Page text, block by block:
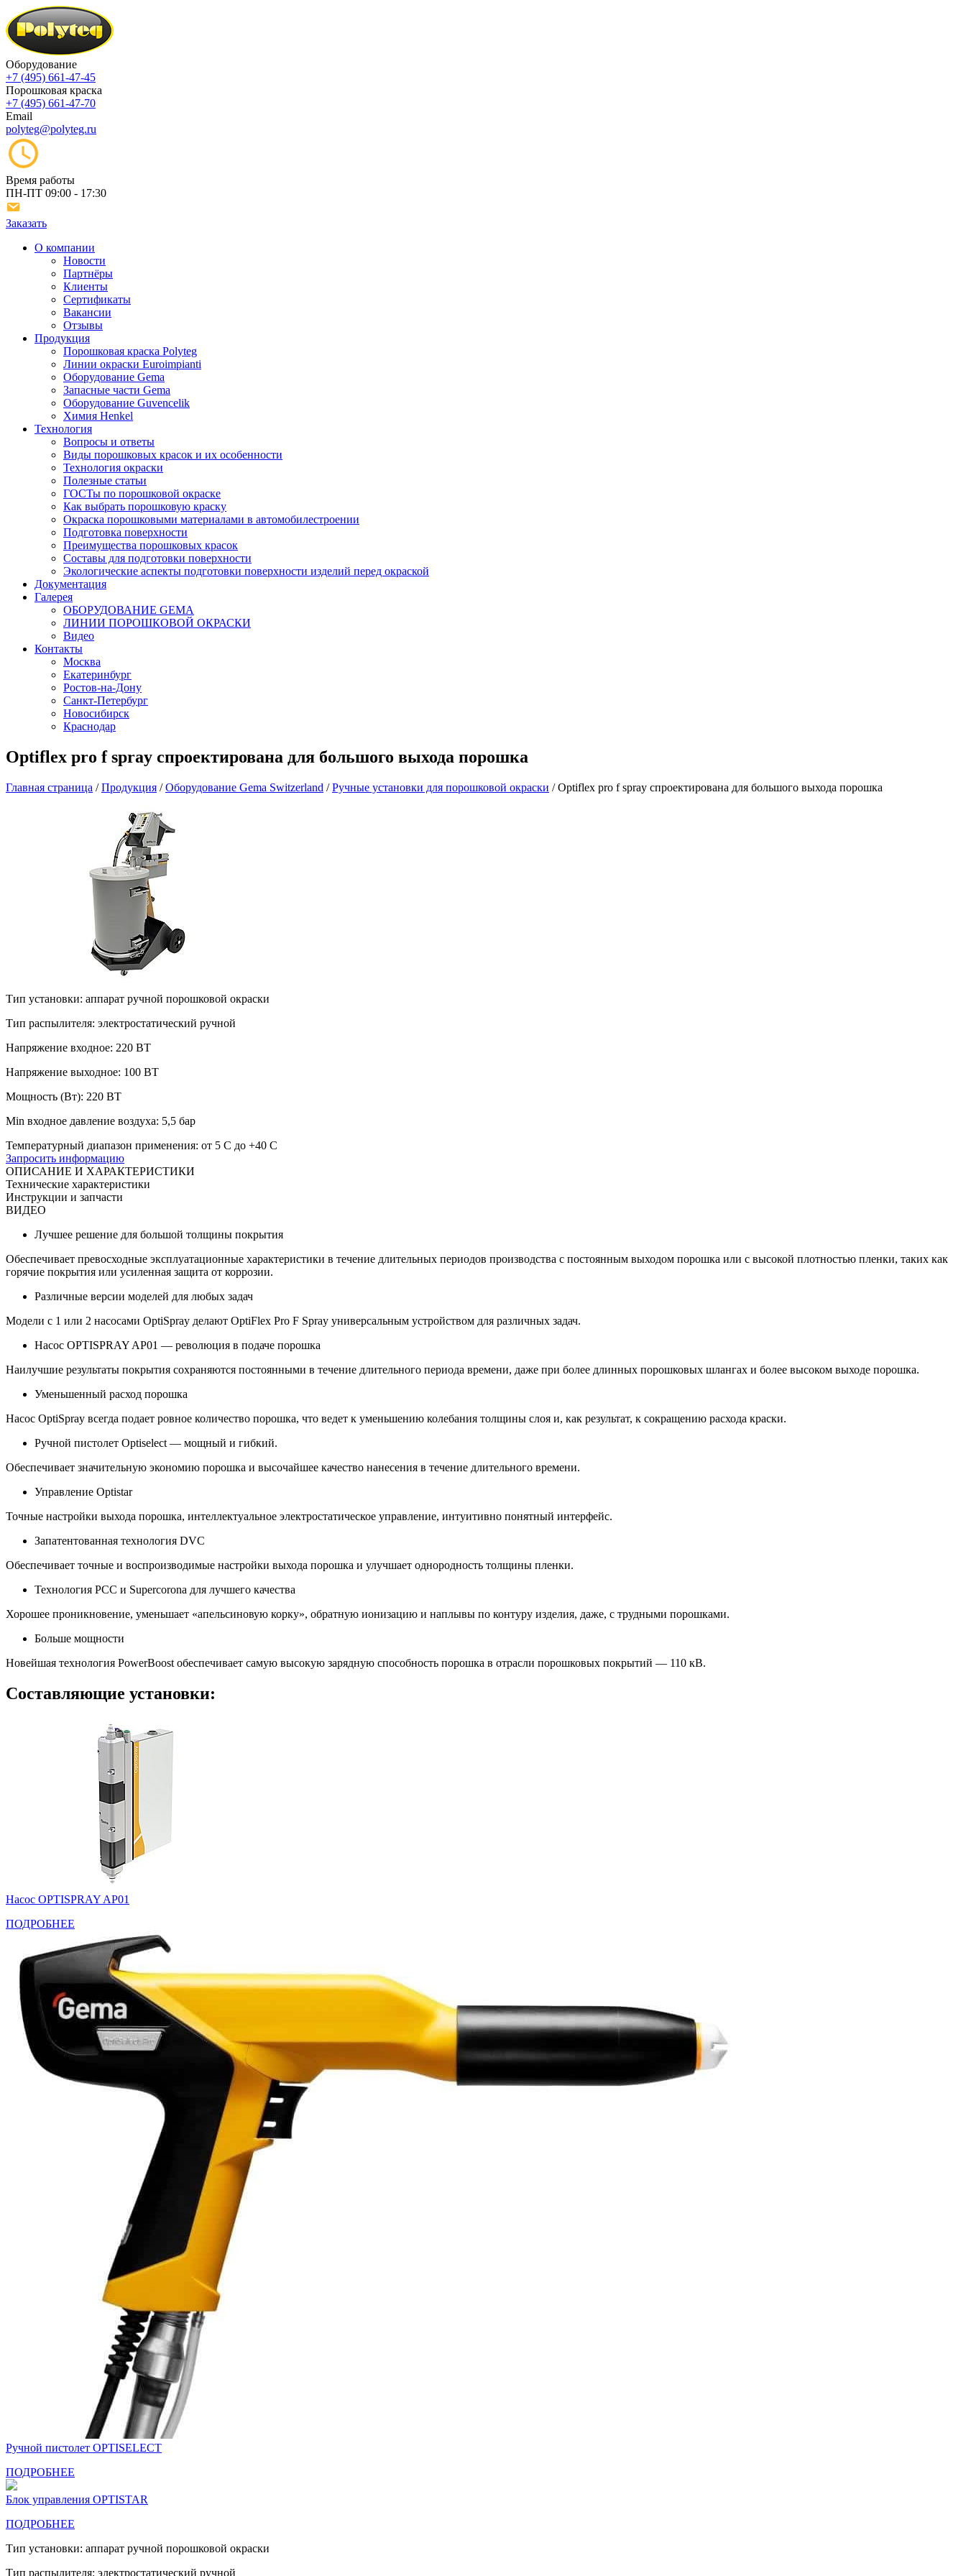
Оборудование
+7 (495) 661-47-45
Порошковая краска
+7 (495) 661-47-70
Email
polyteg@polyteg.ru
Время работы
ПН-ПТ 09:00 - 17:30
Заказать
О компании
Новости
Партнёры
Клиенты
Сертификаты
Вакансии
Отзывы
Продукция
Порошковая краска Polyteg
Линии окраски Euroimpianti
Оборудование Gema
Запасные части Gema
Оборудование Guvencelik
Химия Henkel
Технология
Вопросы и ответы
Виды порошковых красок и их особенности
Технология окраски
Полезные статьи
ГОСТы по порошковой окраске
Как выбрать порошковую краску
Окраска порошковыми материалами в автомобилестроении
Подготовка поверхности
Преимущества порошковых красок
Составы для подготовки поверхности
Экологические аспекты подготовки поверхности изделий перед окраской
Документация
Галерея
ОБОРУДОВАНИЕ GEMA
ЛИНИИ ПОРОШКОВОЙ ОКРАСКИ
Видео
Контакты
Москва
Екатеринбург
Ростов-на-Дону
Санкт-Петербург
Новосибирск
Краснодар
Optiflex pro f spray спроектирована для большого выхода порошка
Главная страница /Продукция /Оборудование Gema Switzerland /Ручные установки для порошковой окраски /Optiflex pro f spray спроектирована для большого выхода порошка
Тип установки: аппарат ручной порошковой окраски
Тип распылителя: электростатический ручной
Напряжение входное: 220 ВТ
Напряжение выходное: 100 ВТ
Мощность (Вт): 220 ВТ
Min входное давление воздуха: 5,5 бар
Температурный диапазон применения: от 5 С до +40 С
Запросить информацию
ОПИСАНИЕ И ХАРАКТЕРИСТИКИ
Технические характеристики
Инструкции и запчасти
ВИДЕО
Лучшее решение для большой толщины покрытия
Обеспечивает превосходные эксплуатационные характеристики в течение длительных периодов производства с постоянным выходом порошка или с высокой плотностью пленки, таких как
горячие покрытия или усиленная защита от коррозии.
Различные версии моделей для любых задач
Модели с 1 или 2 насосами OptiSpray делают OptiFlex Pro F Spray универсальным устройством для различных задач.
Насос OPTISPRAY AP01 — революция в подаче порошка
Наилучшие результаты покрытия сохраняются постоянными в течение длительного периода времени, даже при более длинных порошковых шлангах и более высоком выходе порошка.
Уменьшенный расход порошка
Насос OptiSpray всегда подает ровное количество порошка, что ведет к уменьшению колебания толщины слоя и, как результат, к сокращению расхода краски.
Ручной пистолет Optiselect — мощный и гибкий.
Обеспечивает значительную экономию порошка и высочайшее качество нанесения в течение длительного времени.
Управление Optistar
Точные настройки выхода порошка, интеллектуальное электростатическое управление, интуитивно понятный интерфейс.
Запатентованная технология DVC
Обеспечивает точные и воспроизводимые настройки выхода порошка и улучшает однородность толщины пленки.
Технология PCC и Supercorona для лучшего качества
Хорошее проникновение, уменьшает «апельсиновую корку», обратную ионизацию и наплывы по контуру изделия, даже, с трудными порошками.
Больше мощности
Новейшая технология PowerBoost обеспечивает самую высокую зарядную способность порошка в отрасли порошковых покрытий — 110 кВ.
Составляющие установки:
Насос OPTISPRAY AP01
ПОДРОБНЕЕ
Ручной пистолет OPTISELECT
ПОДРОБНЕЕ
Блок управления OPTISTAR
ПОДРОБНЕЕ
Тип установки: аппарат ручной порошковой окраски
Тип распылителя: электростатический ручной